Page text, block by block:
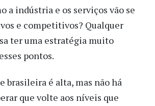
a indústria e os serviços vão se
e competitivos? Qualquer
ter uma estratégia muito
pontos.
brasileira é alta, mas não há
que volte aos níveis que